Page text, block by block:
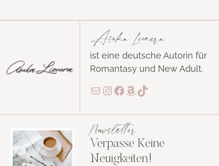
Asuka Lionera
ist eine deutsche Autorin für
Romantasy und New Adult.
E-MailInstagram
Facebook
Amazon
TikTok
Newsletter
Verpasse Keine
Neuigkeiten!